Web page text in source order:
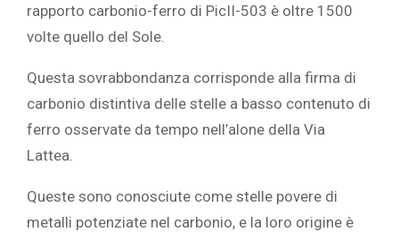
rapporto carbonio-ferro di PicII-503 è oltre 1500
volte quello del Sole.
Questa sovrabbondanza corrisponde alla firma di
carbonio distintiva delle stelle a basso contenuto di
ferro osservate da tempo nell’alone della Via
Lattea.
Queste sono conosciute come stelle povere di
metalli potenziate nel carbonio, e la loro origine è